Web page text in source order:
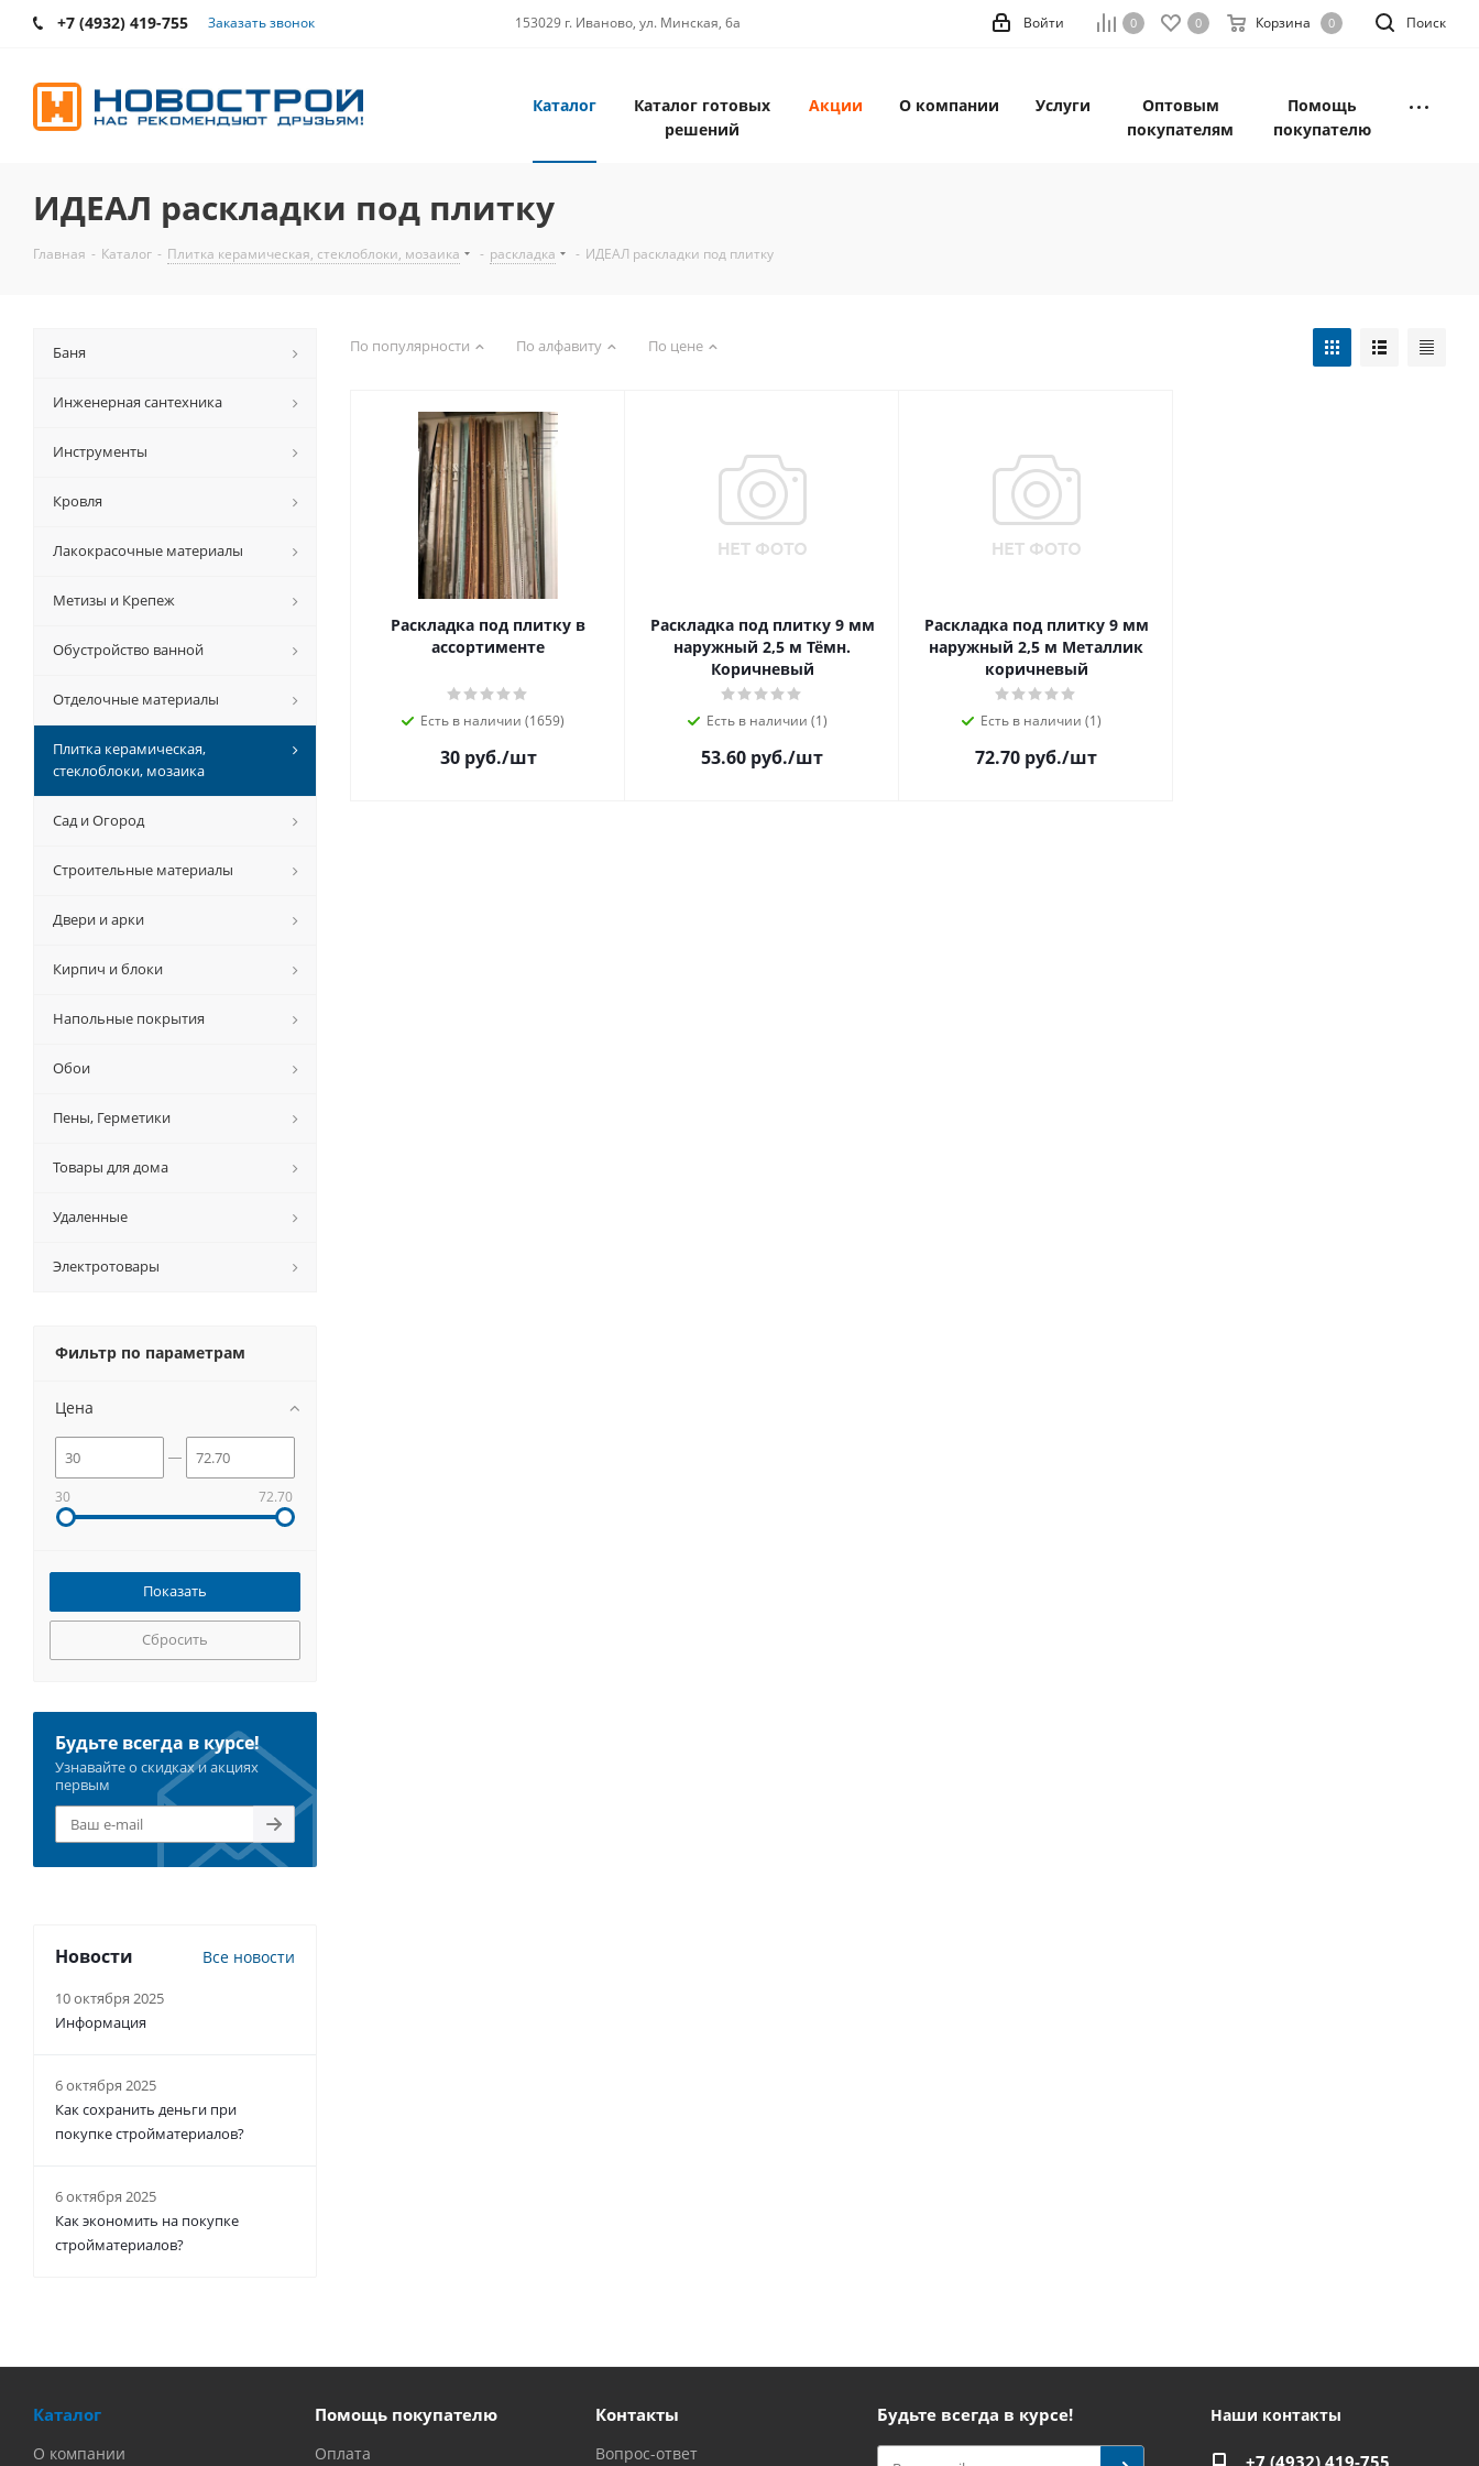
+7 (4932) 419-755 Заказать звонок 153029 г. Иваново, ул. Минская, 6а Поиск
0 0 Корзина 0
Войти
Каталог
Каталог готовых
решений
Акции О компании Услуги
Оптовым
покупателям
Помощь
покупателю
ИДЕАЛ раскладки под плитку
Главная - Каталог - Плитка керамическая, стеклоблоки, мозаика - раскладка - ИДЕАЛ раскладки под плитку
По популярности По алфавиту По цене
Раскладка под плитку в
ассортименте
Есть в наличии (1659)
30 руб./шт
Раскладка под плитку 9 мм
наружный 2,5 м Тёмн.
Коричневый
Есть в наличии (1)
53.60 руб./шт
Раскладка под плитку 9 мм
наружный 2,5 м Металлик
коричневый
Есть в наличии (1)
72.70 руб./шт
Баня
Инженерная сантехника
Инструменты
Кровля
Лакокрасочные материалы
Метизы и Крепеж
Обустройство ванной
Отделочные материалы
Плитка керамическая,
стеклоблоки, мозаика
Сад и Огород
Строительные материалы
Двери и арки
Кирпич и блоки
Напольные покрытия
Обои
Пены, Герметики
Товары для дома
Удаленные
Электротовары
Фильтр по параметрам
Цена
30 72.70
Сбросить
Будьте всегда в курсе!
Узнавайте о скидках и акциях
первым
Новости Все новости
10 октября 2025
Информация
6 октября 2025
Как сохранить деньги при
покупке стройматериалов?
6 октября 2025
Как экономить на покупке
стройматериалов?
Каталог
О компании
Помощь покупателю
Оплата
Контакты
Вопрос-ответ
Будьте всегда в курсе! Наши контакты